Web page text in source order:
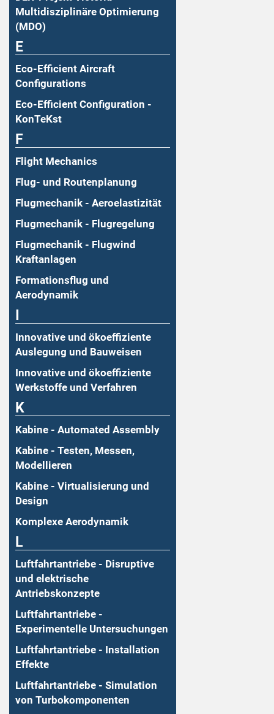
Multidisziplinäre Optimierung
(MDO)
E
Eco-Efficient Aircraft
Configurations
Eco-Efficient Configuration -
KonTeKst
F
Flight Mechanics
Flug- und Routenplanung
Flugmechanik - Aeroelastizität
Flugmechanik - Flugregelung
Flugmechanik - Flugwind
Kraftanlagen
Formationsflug und
Aerodynamik
Innovative und ökoeffiziente
Auslegung und Bauweisen
Innovative und ökoeffiziente
Werkstoffe und Verfahren
K
Kabine - Automated Assembly
Kabine - Testen, Messen,
Modellieren
Kabine - Virtualisierung und
Design
Komplexe Aerodynamik
L
Luftfahrtantriebe - Disruptive
und elektrische
Antriebskonzepte
Luftfahrtantriebe -
Experimentelle Untersuchungen
Luftfahrtantriebe - Installation
Effekte
Luftfahrtantriebe - Simulation
von Turbokomponenten